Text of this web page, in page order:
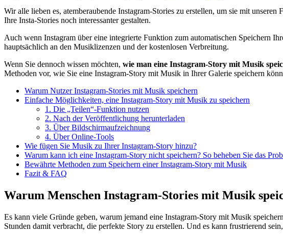
Wir alle lieben es, atemberaubende Instagram-Stories zu erstellen, um sie mit
Ihre Insta-Stories noch interessanter gestalten.
Auch wenn Instagram über eine integrierte Funktion zum automatischen Speichern
hauptsächlich an den Musiklizenzen und der kostenlosen Verbreitung.
Wenn Sie dennoch wissen möchten, wie man eine Instagram-Story mit Musik
Methoden vor, wie Sie eine Instagram-Story mit Musik in Ihrer Galerie speichern
Warum Nutzer Instagram-Stories mit Musik speichern
Einfache Möglichkeiten, eine Instagram-Story mit Musik zu speichern
1. Die „Teilen“-Funktion nutzen
2. Nach der Veröffentlichung herunterladen
3. Über Bildschirmaufzeichnung
4. Über Online-Tools
Wie fügen Sie Musik zu Ihrer Instagram-Story hinzu?
Warum kann ich eine Instagram-Story nicht speichern? So beheben Sie das
Bewährte Methoden zum Speichern einer Instagram-Story mit Musik
Fazit & FAQ
Warum Menschen Instagram-Stories mit Musik
Es kann viele Gründe geben, warum jemand eine Instagram-Story mit Musik
Stunden damit verbracht, die perfekte Story zu erstellen. Und es kann frustrierend